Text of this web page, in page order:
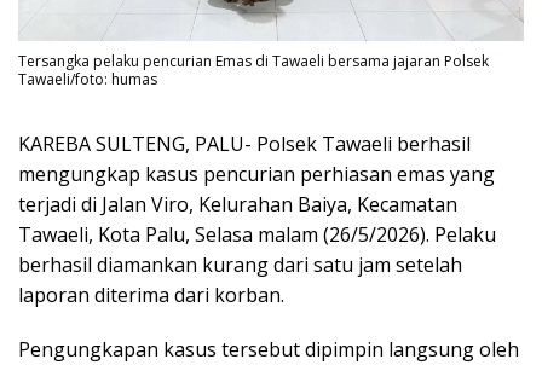
Tersangka pelaku pencurian Emas di Tawaeli bersama jajaran Polsek
Tawaeli/foto: humas
KAREBA SULTENG, PALU- Polsek Tawaeli berhasil
mengungkap kasus pencurian perhiasan emas yang
terjadi di Jalan Viro, Kelurahan Baiya, Kecamatan
Tawaeli, Kota Palu, Selasa malam (26/5/2026). Pelaku
berhasil diamankan kurang dari satu jam setelah
laporan diterima dari korban.
Pengungkapan kasus tersebut dipimpin langsung oleh